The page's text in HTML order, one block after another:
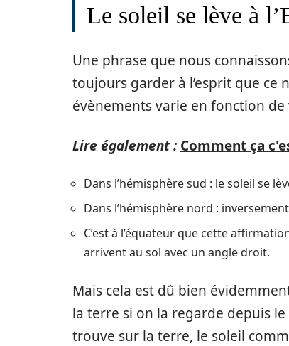
Le soleil se lève à
Une phrase que nous
toujours garder à l’esprit que ce
évènements varie en fonction
Lire également : Comment ça
Dans l’hémisphère sud : le soleil se
Dans l’hémisphère nord :
C’est à l’équateur que cette
arrivent au sol avec un angle droit.
Mais cela est dû bien
la terre si on la regarde depuis
trouve sur la terre, le soleil